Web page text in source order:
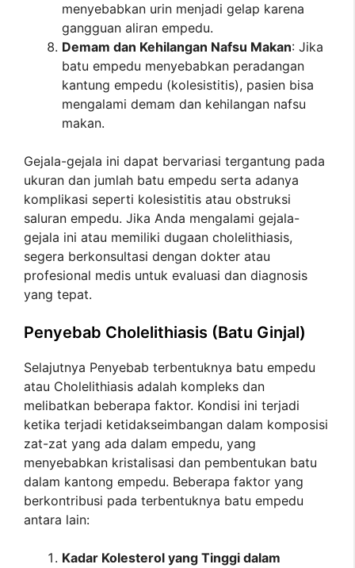
menyebabkan urin menjadi gelap karena
gangguan aliran empedu.
Demam dan Kehilangan Nafsu Makan: Jika
batu empedu menyebabkan peradangan
kantung empedu (kolesistitis), pasien bisa
mengalami demam dan kehilangan nafsu
makan.
Gejala-gejala ini dapat bervariasi tergantung pada
ukuran dan jumlah batu empedu serta adanya
komplikasi seperti kolesistitis atau obstruksi
saluran empedu. Jika Anda mengalami gejala-
gejala ini atau memiliki dugaan cholelithiasis,
segera berkonsultasi dengan dokter atau
profesional medis untuk evaluasi dan diagnosis
yang tepat.
Penyebab Cholelithiasis (Batu Ginjal)
Selajutnya Penyebab terbentuknya batu empedu
atau Cholelithiasis adalah kompleks dan
melibatkan beberapa faktor. Kondisi ini terjadi
ketika terjadi ketidakseimbangan dalam komposisi
zat-zat yang ada dalam empedu, yang
menyebabkan kristalisasi dan pembentukan batu
dalam kantong empedu. Beberapa faktor yang
berkontribusi pada terbentuknya batu empedu
antara lain:
Kadar Kolesterol yang Tinggi dalam